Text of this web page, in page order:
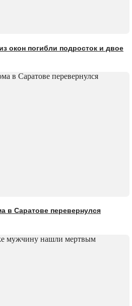
окон погибли подросток и двое
в Саратове перевернулся